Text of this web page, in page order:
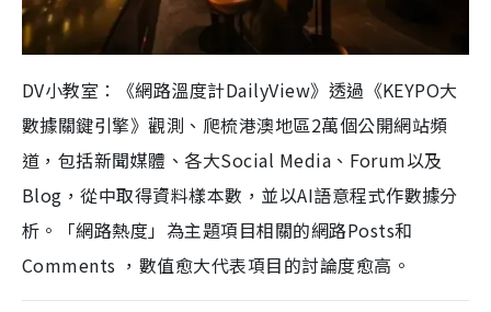
DV小教室：《網路溫度計DailyView》透過《KEYPO大
數據關鍵引擎》觀測、爬梳港澳地區2萬個公開網站頻
道，包括新聞媒體、各大Social Media、Forum以及
Blog，從中取得資料樣本數，並以AI語意程式作數據分
析。「網路熱度」為主題項目相關的網路Posts和
Comments ，數值愈大代表項目的討論度愈高。